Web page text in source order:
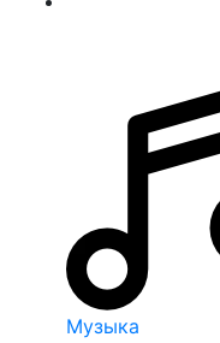
Музыка